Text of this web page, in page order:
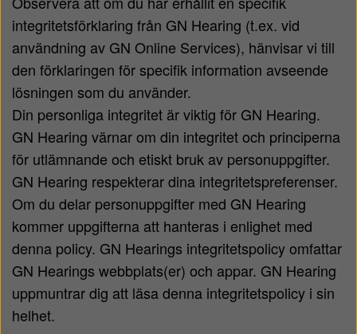
integritetsförklaring från GN Hearing (t.ex. vid
användning av GN Online Services), hänvisar vi till
den förklaringen för specifik information avseende
lösningen som du använder.
Din personliga integritet är viktig för GN Hearing.
GN Hearing värnar om din integritet och principerna
för utlämnande och etiskt bruk av personuppgifter.
GN Hearing respekterar dina integritetspreferenser.
Om du delar personuppgifter med GN Hearing
kommer uppgifterna att hanteras i enlighet med
denna policy. GN Hearings integritetspolicy omfattar
GN Hearings webbplats(er) och appar. GN Hearing
uppmuntrar dig att läsa denna integritetspolicy i sin
helhet.